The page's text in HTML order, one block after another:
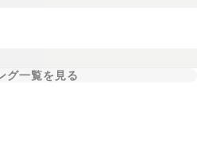
グ一覧を見る